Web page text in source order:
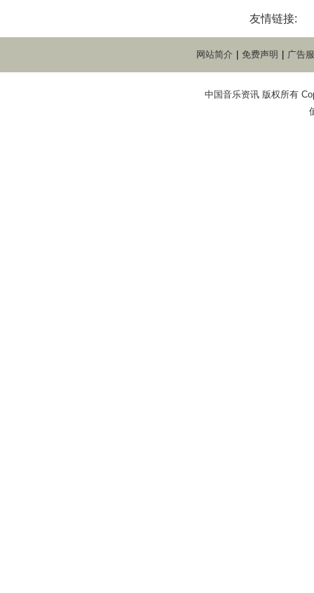
友情链接:
网站简介 免费声明 广告
中国音乐资讯 版权所有